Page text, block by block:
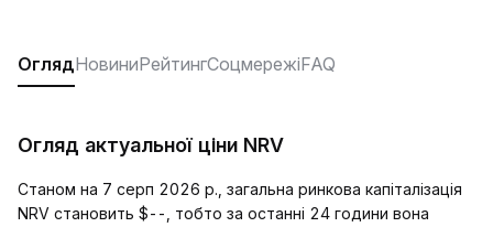
ОглядНовиниРейтингСоцмережіFAQ
Огляд актуальної ціни NRV
Станом на 7 серп 2026 р., загальна ринкова капіталізація
NRV становить $--, тобто за останні 24 години вона